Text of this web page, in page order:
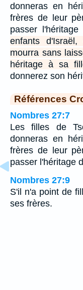
donneras en
frères de leur
passer
enfants
mourra sans
héritage à sa
donnerez son
Références
Nombres 27:7
Les filles de
donneras en
frères de leur
passer l'héritage
Nombres 27:9
S'il n'a point de
ses frères.